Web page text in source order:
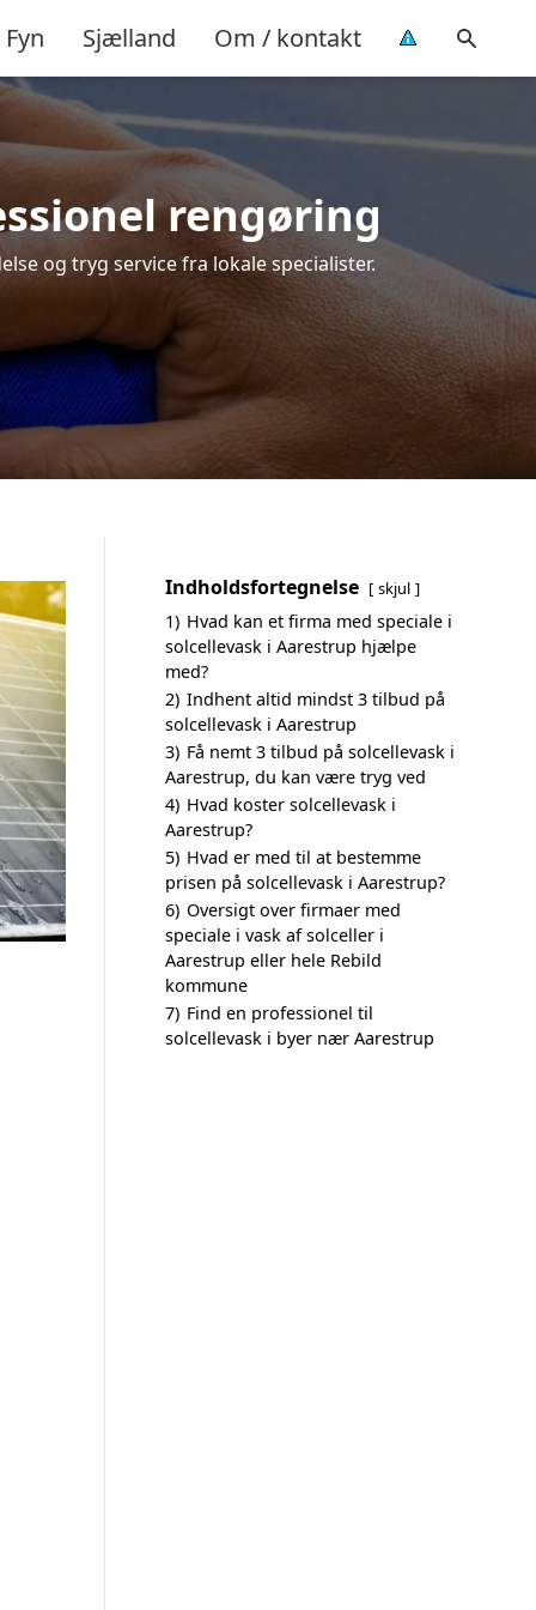
Fyn Sjælland Om / kontakt
rengøring
og tryg service fra lokale specialister.
Indholdsfortegnelse skjul
1) Hvad kan et firma med speciale i
solcellevask i Aarestrup hjælpe
med?
2) Indhent altid mindst 3 tilbud på
solcellevask i Aarestrup
3) Få nemt 3 tilbud på solcellevask i
Aarestrup, du kan være tryg ved
4) Hvad koster solcellevask i
Aarestrup?
5) Hvad er med til at bestemme
prisen på solcellevask i Aarestrup?
6) Oversigt over firmaer med
speciale i vask af solceller i
Aarestrup eller hele Rebild
kommune
7) Find en professionel til
solcellevask i byer nær Aarestrup